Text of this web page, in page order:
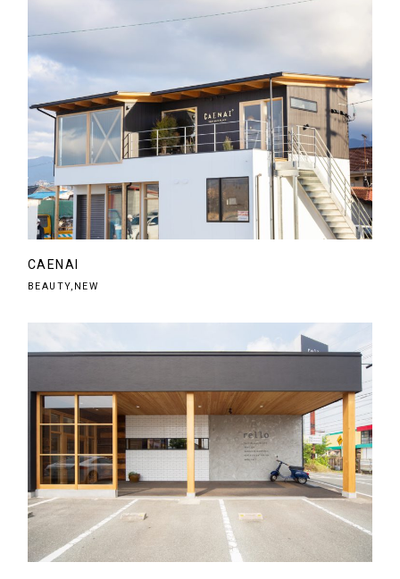
CAENAI
BEAUTY,NEW